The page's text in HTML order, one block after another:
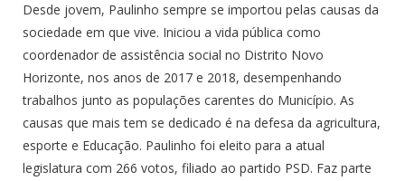
Desde jovem, Paulinho sempre se importou pelas causas da
sociedade em que vive. Iniciou a vida pública como
coordenador de assistência social no Distrito Novo
Horizonte, nos anos de 2017 e 2018, desempenhando
trabalhos junto as populações carentes do Município. As
causas que mais tem se dedicado é na defesa da agricultura,
esporte e Educação. Paulinho foi eleito para a atual
legislatura com 266 votos, filiado ao partido PSD. Faz parte